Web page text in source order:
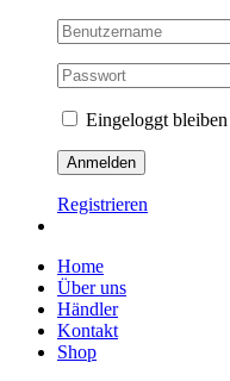
Eingeloggt bleiben
Registrieren
Home
Über uns
Händler
Kontakt
Shop